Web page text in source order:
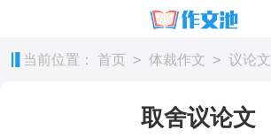
当前位置： 首页 > 体裁作文 > 议论文
取舍议论文